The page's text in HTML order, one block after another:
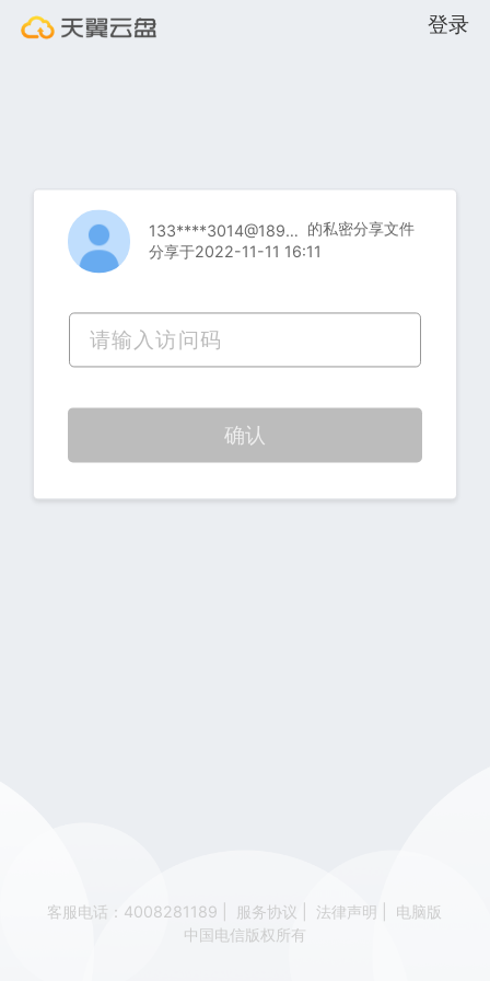
登录
133****3014@189.cn 的私密分享文件
分享于2022-11-11 16:11
确认
客服电话：4008281189 服务协议 法律声明
电脑版
中国电信版权所有